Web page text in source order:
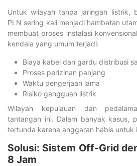
Untuk wilayah tanpa jaringan listrik,
PLN sering kali menjadi hambatan
membuat proses instalasi
kendala yang umum terjadi:
Biaya kabel dan gardu distribusi
Proses perizinan panjang
Waktu pengerjaan lama
Risiko gangguan listrik
Wilayah kepulauan dan
tantangan ini. Dalam banyak kasus,
tertunda karena anggaran habis untuk
Solusi: Sistem Off-Grid
8 Jam